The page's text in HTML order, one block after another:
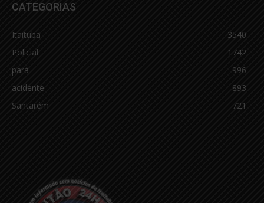
CATEGORIAS
Itaituba
3540
Policial
1742
pará
996
acidente
893
Santarém
721